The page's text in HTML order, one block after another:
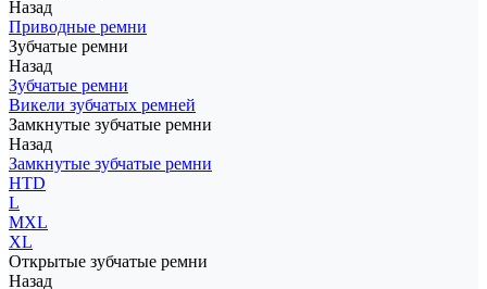
Назад
Приводные ремни
Зубчатые ремни
Назад
Зубчатые ремни
Викели зубчатых ремней
Замкнутые зубчатые ремни
Назад
Замкнутые зубчатые ремни
HTD
L
MXL
XL
Открытые зубчатые ремни
Назад